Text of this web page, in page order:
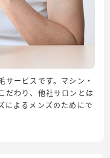
サービスです。マシン・
だわり、他社サロンとは
によるメンズのためにで